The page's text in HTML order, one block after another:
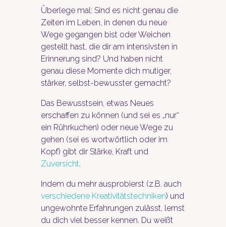
Überlege mal: Sind es nicht genau die
Zeiten im Leben, in denen du neue
Wege gegangen bist oder Weichen
gestellt hast, die dir am intensivsten in
Erinnerung sind? Und haben nicht
genau diese Momente dich mutiger,
stärker, selbst-bewusster gemacht?
Das Bewusstsein, etwas Neues
erschaffen zu können (und sei es „nur“
ein Rührkuchen) oder neue Wege zu
gehen (sei es wortwörtlich oder im
Kopf) gibt dir Stärke, Kraft und
Zuversicht.
Indem du mehr ausprobierst (z.B. auch
verschiedene Kreativitätstechniken) und
ungewohnte Erfahrungen zulässt, lernst
du dich viel besser kennen. Du weißt